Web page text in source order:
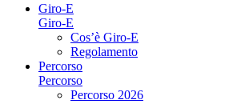
Giro-E
Giro-E
Cos’è Giro-E
Regolamento
Percorso
Percorso
Percorso 2026